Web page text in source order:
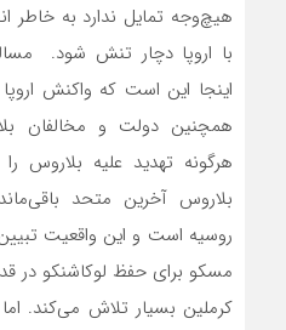
هیچ‌وجه تمایل ندارد به خاطر
با اروپا دچار تنش شود.
اینجا این است که واکنش
همچنین دولت و مخالفان
هرگونه تهدید علیه بلاروس
بلاروس آخرین متحد
روسیه است و این واقعیت
مسکو برای حفظ لوکاشنکو در
کرملین بسیار تلاش می‌کند.